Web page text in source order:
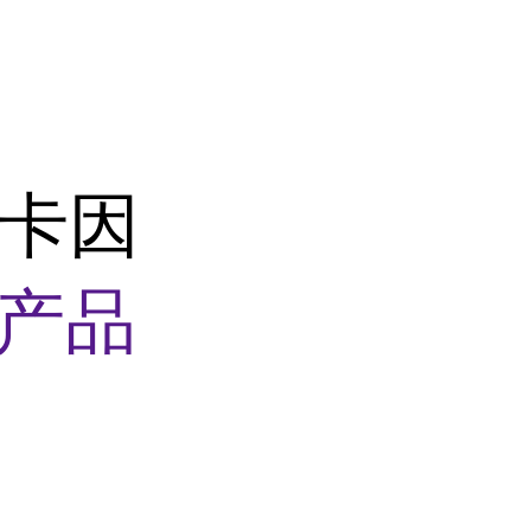
因
品